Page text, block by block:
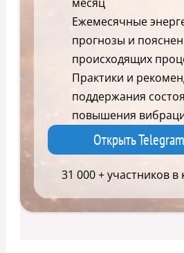
Ежемесячные
прогнозы и
происходящих
Практики и
поддержания
повышения
Открыть
31 000 + участников в